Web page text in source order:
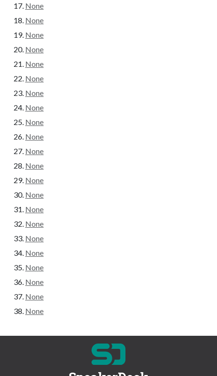
None
None
None
None
None
None
None
None
None
None
None
None
None
None
None
None
None
None
None
None
None
None